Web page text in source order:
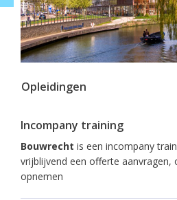
Opleidingen
Incompany training
Bouwrecht is een incompany
vrijblijvend een offerte
opnemen